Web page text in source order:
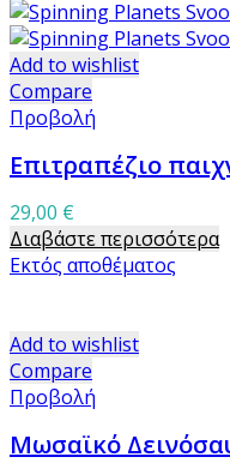
Add to wishlist
Compare
Προβολή
Επιτραπέζιο
29,00 €
Διαβάστε περισσότερα
Εκτός αποθέματος
Add to wishlist
Compare
Προβολή
Μωσαϊκό